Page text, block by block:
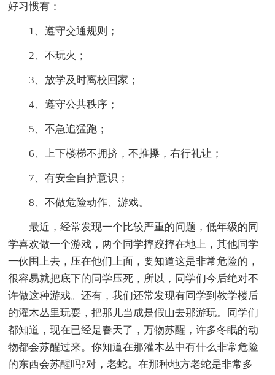
好习惯有：
1、遵守交通规则；
2、不玩火；
3、放学及时离校回家；
4、遵守公共秩序；
5、不急追猛跑；
6、上下楼梯不拥挤，不推搡，右行礼让；
7、有安全自护意识；
8、不做危险动作、游戏。
最近，经常发现一个比较严重的问题，低年级的同
学喜欢做一个游戏，两个同学摔跤摔在地上，其他同学
一伙围上去，压在他们上面，要知道这是非常危险的，
很容易就把底下的同学压死，所以，同学们今后绝对不
许做这种游戏。还有，我们还常发现有同学到教学楼后
的灌木丛里玩耍，把那儿当成是假山去那游玩。同学们
都知道，现在已经是春天了，万物苏醒，许多冬眠的动
物都会苏醒过来。你知道在那灌木丛中有什么非常危险
的东西会苏醒吗?对，老蛇。在那种地方老蛇是非常多